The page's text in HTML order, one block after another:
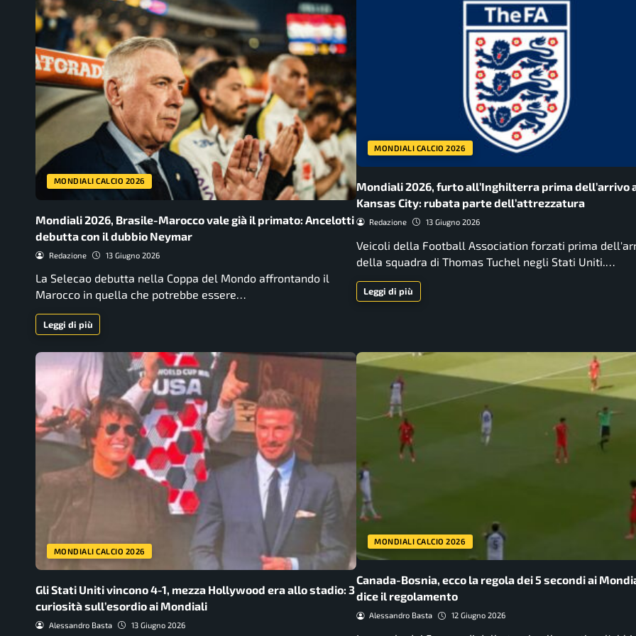
MONDIALI CALCIO 2026
Mondiali 2026, Brasile-Marocco vale già il primato: Ancelotti
debutta con il dubbio Neymar
Redazione 13 Giugno 2026
La Selecao debutta nella Coppa del Mondo affrontando il
Marocco in quella che potrebbe essere…
Leggi di più
MONDIALI CALCIO 2026
Mondiali 2026, furto all’Inghilterra prima dell’arrivo
Kansas City: rubata parte dell’attrezzatura
Redazione 13 Giugno 2026
Veicoli della Football Association forzati prima
della squadra di Thomas Tuchel negli Stati Uniti.…
Leggi di più
MONDIALI CALCIO 2026
Gli Stati Uniti vincono 4-1, mezza Hollywood era allo stadio: 3
curiosità sull’esordio ai Mondiali
Alessandro Basta 13 Giugno 2026
MONDIALI CALCIO 2026
Canada-Bosnia, ecco la regola dei 5 secondi ai
dice il regolamento
Alessandro Basta 12 Giugno 2026